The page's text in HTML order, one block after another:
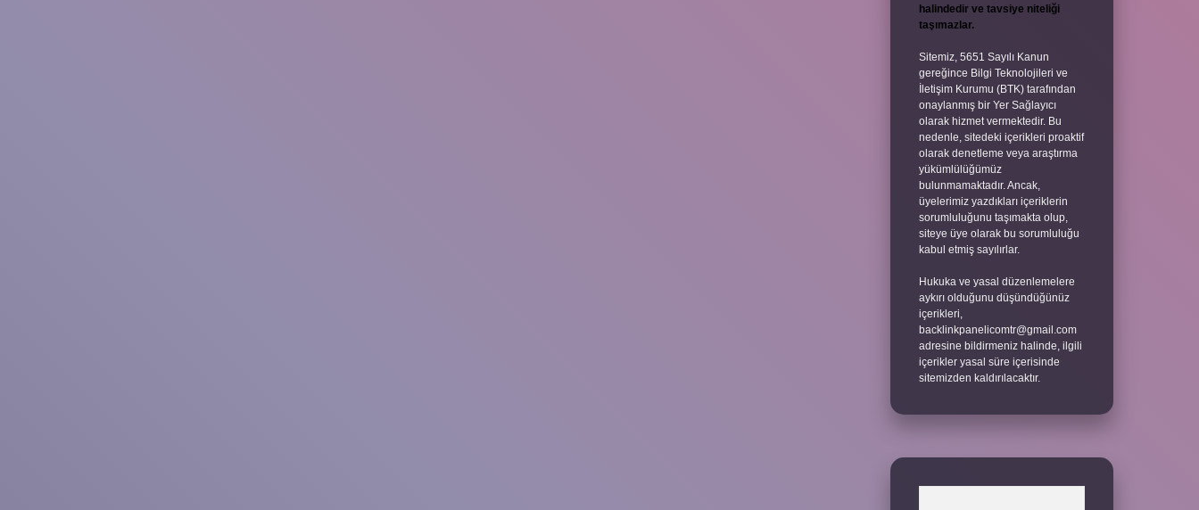
halindedir ve tavsiye niteliği
taşımazlar.
Sitemiz, 5651 Sayılı Kanun
gereğince Bilgi Teknolojileri ve
İletişim Kurumu (BTK) tarafından
onaylanmış bir Yer Sağlayıcı
olarak hizmet vermektedir. Bu
nedenle, sitedeki içerikleri proaktif
olarak denetleme veya araştırma
yükümlülüğümüz
bulunmamaktadır. Ancak,
üyelerimiz yazdıkları içeriklerin
sorumluluğunu taşımakta olup,
siteye üye olarak bu sorumluluğu
kabul etmiş sayılırlar.
Hukuka ve yasal düzenlemelere
aykırı olduğunu düşündüğünüz
içerikleri,
backlinkpanelicomtr@gmail.com
adresine bildirmeniz halinde, ilgili
içerikler yasal süre içerisinde
sitemizden kaldırılacaktır.